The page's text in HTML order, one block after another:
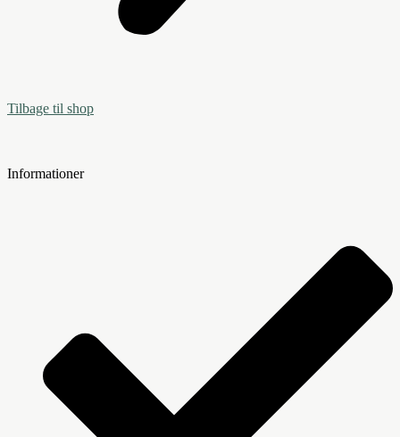
Tilbage til shop
Informationer